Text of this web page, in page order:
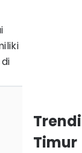
Timur